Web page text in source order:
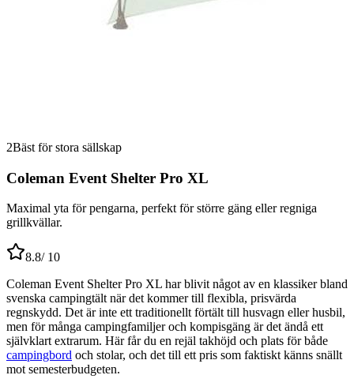
2Bäst för stora sällskap
Coleman Event Shelter Pro XL
Maximal yta för pengarna, perfekt för större gäng eller regniga
grillkvällar.
8.8/ 10
Coleman Event Shelter Pro XL har blivit något av en klassiker bland
svenska campingtält när det kommer till flexibla, prisvärda
regnskydd. Det är inte ett traditionellt förtält till husvagn eller husbil,
men för många campingfamiljer och kompisgäng är det ändå ett
självklart extrarum. Här får du en rejäl takhöjd och plats för både
campingbord och stolar, och det till ett pris som faktiskt känns snällt
mot semesterbudgeten.